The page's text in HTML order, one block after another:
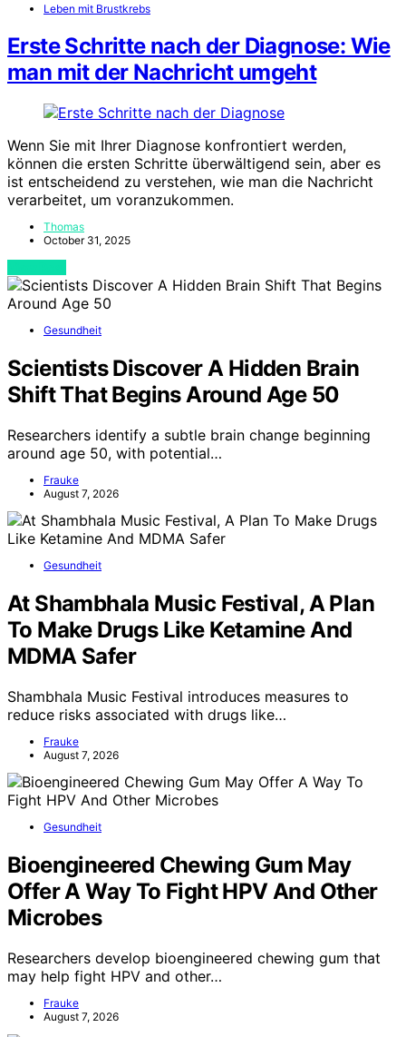
Leben mit Brustkrebs
Erste Schritte nach der Diagnose: Wie
man mit der Nachricht umgeht
Wenn Sie mit Ihrer Diagnose konfrontiert werden,
können die ersten Schritte überwältigend sein, aber es
ist entscheidend zu verstehen, wie man die Nachricht
verarbeitet, um voranzukommen.
Thomas
October 31, 2025
Gesundheit
Scientists Discover A Hidden Brain
Shift That Begins Around Age 50
Researchers identify a subtle brain change beginning
around age 50, with potential…
Frauke
August 7, 2026
Gesundheit
At Shambhala Music Festival, A Plan
To Make Drugs Like Ketamine And
MDMA Safer
Shambhala Music Festival introduces measures to
reduce risks associated with drugs like…
Frauke
August 7, 2026
Gesundheit
Bioengineered Chewing Gum May
Offer A Way To Fight HPV And Other
Microbes
Researchers develop bioengineered chewing gum that
may help fight HPV and other…
Frauke
August 7, 2026